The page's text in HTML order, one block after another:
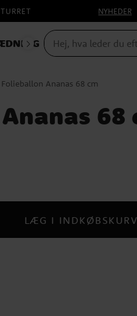
NYHEDER
Folieballon Ananas 68 cm
68
LÆG I INDKØBSKURV